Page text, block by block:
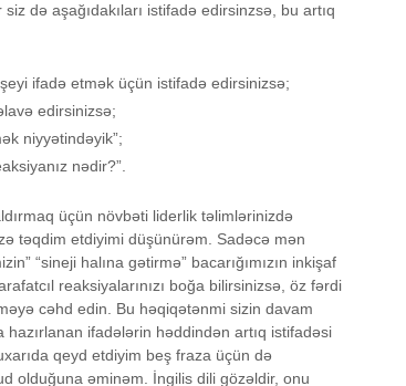
də aşağıdakıları istifadə edirsinzsə, bu artıq
ifadə etmək üçün istifadə edirsinizsə;
edirsinizsə;
niyyətindəyik”;
nədir?”.
üçün növbəti liderlik təlimlərinizdə
təqdim etdiyimi düşünürəm. Sadəcə mən
“sineji halına gətirmə” bacarığımızın inkişaf
reaksiyalarınızı boğa bilirsinizsə, öz fərdi
cəhd edin. Bu həqiqətənmi sizin davam
ifadələrin həddindən artıq istifadəsi
qeyd etdiyim beş fraza üçün də
olduğuna əminəm. İngilis dili gözəldir, onu